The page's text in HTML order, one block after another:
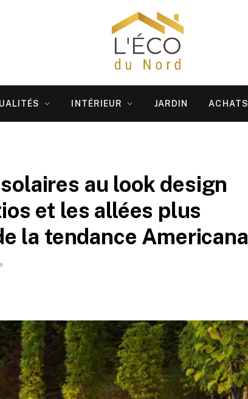
INTÉRIEUR JARDIN ACHATS
au look design
et les allées plus
la tendance Americana